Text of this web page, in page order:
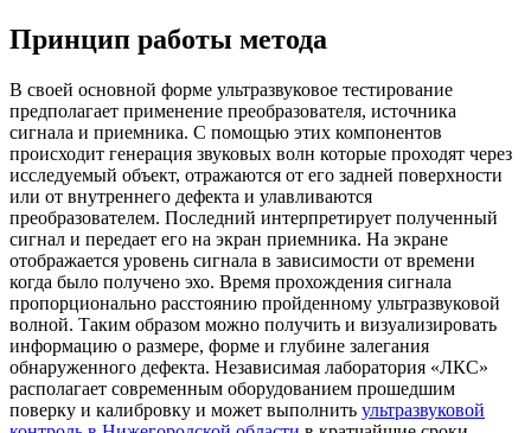
Принцип работы метода
В своей основной форме ультразвуковое тестирование
предполагает применение преобразователя, источника
сигнала и приемника. С помощью этих компонентов
происходит генерация звуковых волн которые проходят через
исследуемый объект, отражаются от его задней поверхности
или от внутреннего дефекта и улавливаются
преобразователем. Последний интерпретирует полученный
сигнал и передает его на экран приемника. На экране
отображается уровень сигнала в зависимости от времени
когда было получено эхо. Время прохождения сигнала
пропорционально расстоянию пройденному ультразвуковой
волной. Таким образом можно получить и визуализировать
информацию о размере, форме и глубине залегания
обнаруженного дефекта. Независимая лаборатория «ЛКС»
располагает современным оборудованием прошедшим
поверку и калибровку и может выполнить ультразвуковой